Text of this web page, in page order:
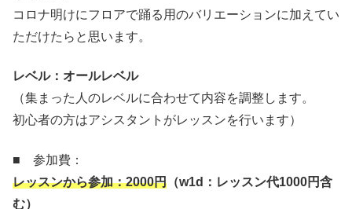
コロナ明けにフロアで踊る用のバリエーションに加えてい
ただけたらと思います。
レベル：オールレベル
（集まった人のレベルに合わせて内容を調整します。
初心者の方はアシスタントがレッスンを行います）
■ 参加費：
レッスンから参加：2000円 （w1d ：レッスン代1000円含
む）